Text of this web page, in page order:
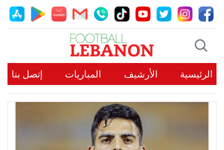
الرئيسية الأرشيف المباريات إتصل بنا